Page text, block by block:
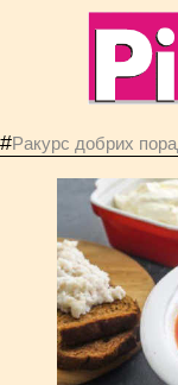
#Ракурс добрих